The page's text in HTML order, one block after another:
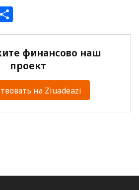
финансово наш
проект
на Ziuadeazi